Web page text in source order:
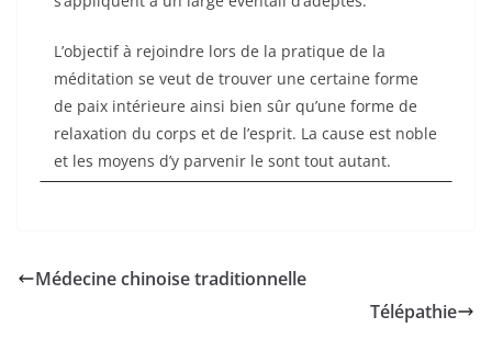
L’objectif à rejoindre lors de la pratique de la
méditation se veut de trouver une certaine forme
de paix intérieure ainsi bien sûr qu’une forme de
relaxation du corps et de l’esprit. La cause est noble
et les moyens d’y parvenir le sont tout autant.
Médecine chinoise traditionnelle
Télépathie